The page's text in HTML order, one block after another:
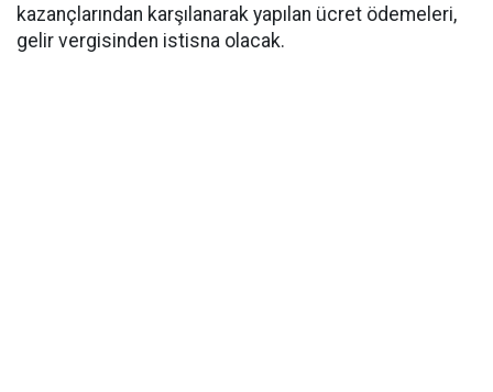
kazançlarından karşılanarak yapılan ücret ödemeleri,
gelir vergisinden istisna olacak.